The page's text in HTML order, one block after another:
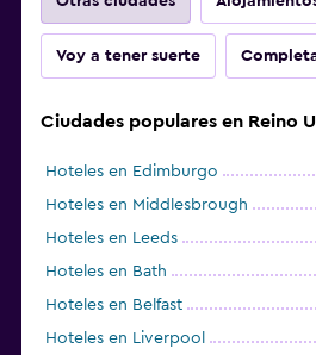
Voy a tener suerte
Ciudades populares en Reino
Hoteles en Edimburgo
Hoteles en Middlesbrough
Hoteles en Leeds
Hoteles en Bath
Hoteles en Belfast
Hoteles en Liverpool